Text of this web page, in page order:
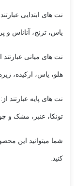
نت های ابتدایی
یاس، ترنج، آناناس و
نت های میانی
هلو، یاس، ارکیده،
نت های پایه عبارتند
تونکا، عنبر، مشک و
شما میتوانید این
کنید.